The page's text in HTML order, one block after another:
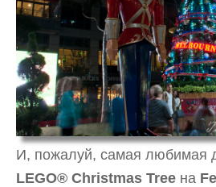
И, пожалуй, самая любимая
LEGO® Christmas Tree на